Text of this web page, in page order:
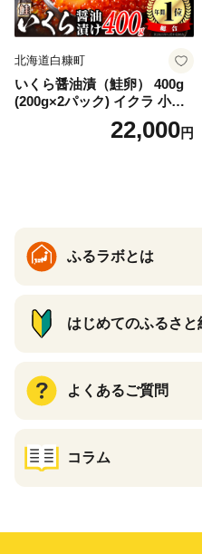
北海道白糠町
いくら醤油漬（鮭卵） 400g
(200g×2パック) イクラ 小分
け いくら醤油漬 鮭いくら い
くら醤油漬け 鮭 鮭卵 ikura
22,000円
ふるラボとは
はじめてのふるさと
よくあるご質問
コラム